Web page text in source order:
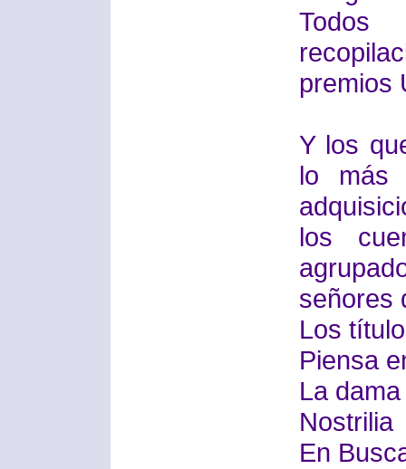
premios
Y los
lo más
los
señores
Los
Piensa
La
Nostrilia
En